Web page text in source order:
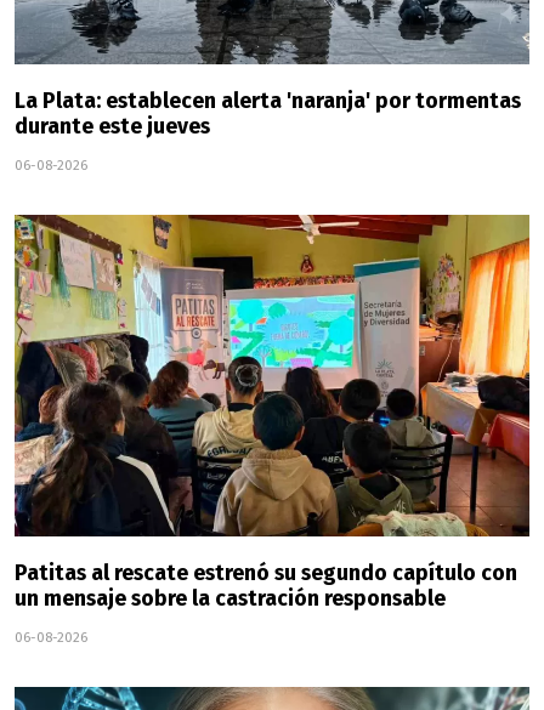
La Plata: establecen alerta 'naranja' por tormentas
durante este jueves
06-08-2026
Patitas al rescate estrenó su segundo capítulo con
un mensaje sobre la castración responsable
06-08-2026